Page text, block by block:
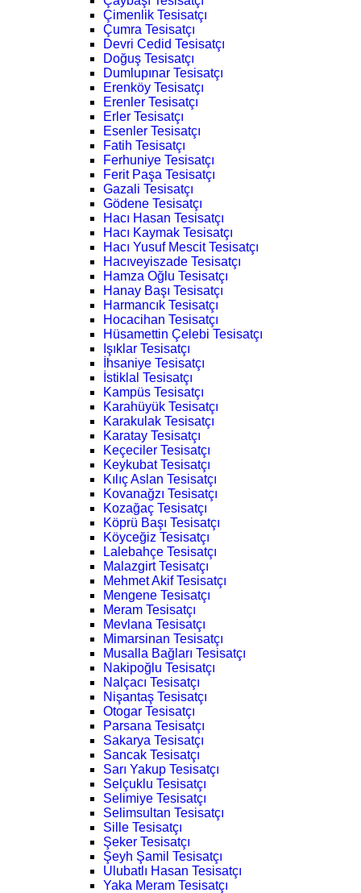
Çimenlik Tesisatçı
Çumra Tesisatçı
Devri Cedid Tesisatçı
Doğuş Tesisatçı
Dumlupınar Tesisatçı
Erenköy Tesisatçı
Erenler Tesisatçı
Erler Tesisatçı
Esenler Tesisatçı
Fatih Tesisatçı
Ferhuniye Tesisatçı
Ferit Paşa Tesisatçı
Gazali Tesisatçı
Gödene Tesisatçı
Hacı Hasan Tesisatçı
Hacı Kaymak Tesisatçı
Hacı Yusuf Mescit Tesisatçı
Hacıveyiszade Tesisatçı
Hamza Oğlu Tesisatçı
Hanay Başı Tesisatçı
Harmancık Tesisatçı
Hocacihan Tesisatçı
Hüsamettin Çelebi Tesisatçı
Işıklar Tesisatçı
İhsaniye Tesisatçı
İstiklal Tesisatçı
Kampüs Tesisatçı
Karahüyük Tesisatçı
Karakulak Tesisatçı
Karatay Tesisatçı
Keçeciler Tesisatçı
Keykubat Tesisatçı
Kılıç Aslan Tesisatçı
Kovanağzı Tesisatçı
Kozağaç Tesisatçı
Köprü Başı Tesisatçı
Köyceğiz Tesisatçı
Lalebahçe Tesisatçı
Malazgirt Tesisatçı
Mehmet Akif Tesisatçı
Mengene Tesisatçı
Meram Tesisatçı
Mevlana Tesisatçı
Mimarsinan Tesisatçı
Musalla Bağları Tesisatçı
Nakipoğlu Tesisatçı
Nalçacı Tesisatçı
Nişantaş Tesisatçı
Otogar Tesisatçı
Parsana Tesisatçı
Sakarya Tesisatçı
Sancak Tesisatçı
Sarı Yakup Tesisatçı
Selçuklu Tesisatçı
Selimiye Tesisatçı
Selimsultan Tesisatçı
Sille Tesisatçı
Şeker Tesisatçı
Şeyh Şamil Tesisatçı
Ulubatlı Hasan Tesisatçı
Yaka Meram Tesisatçı